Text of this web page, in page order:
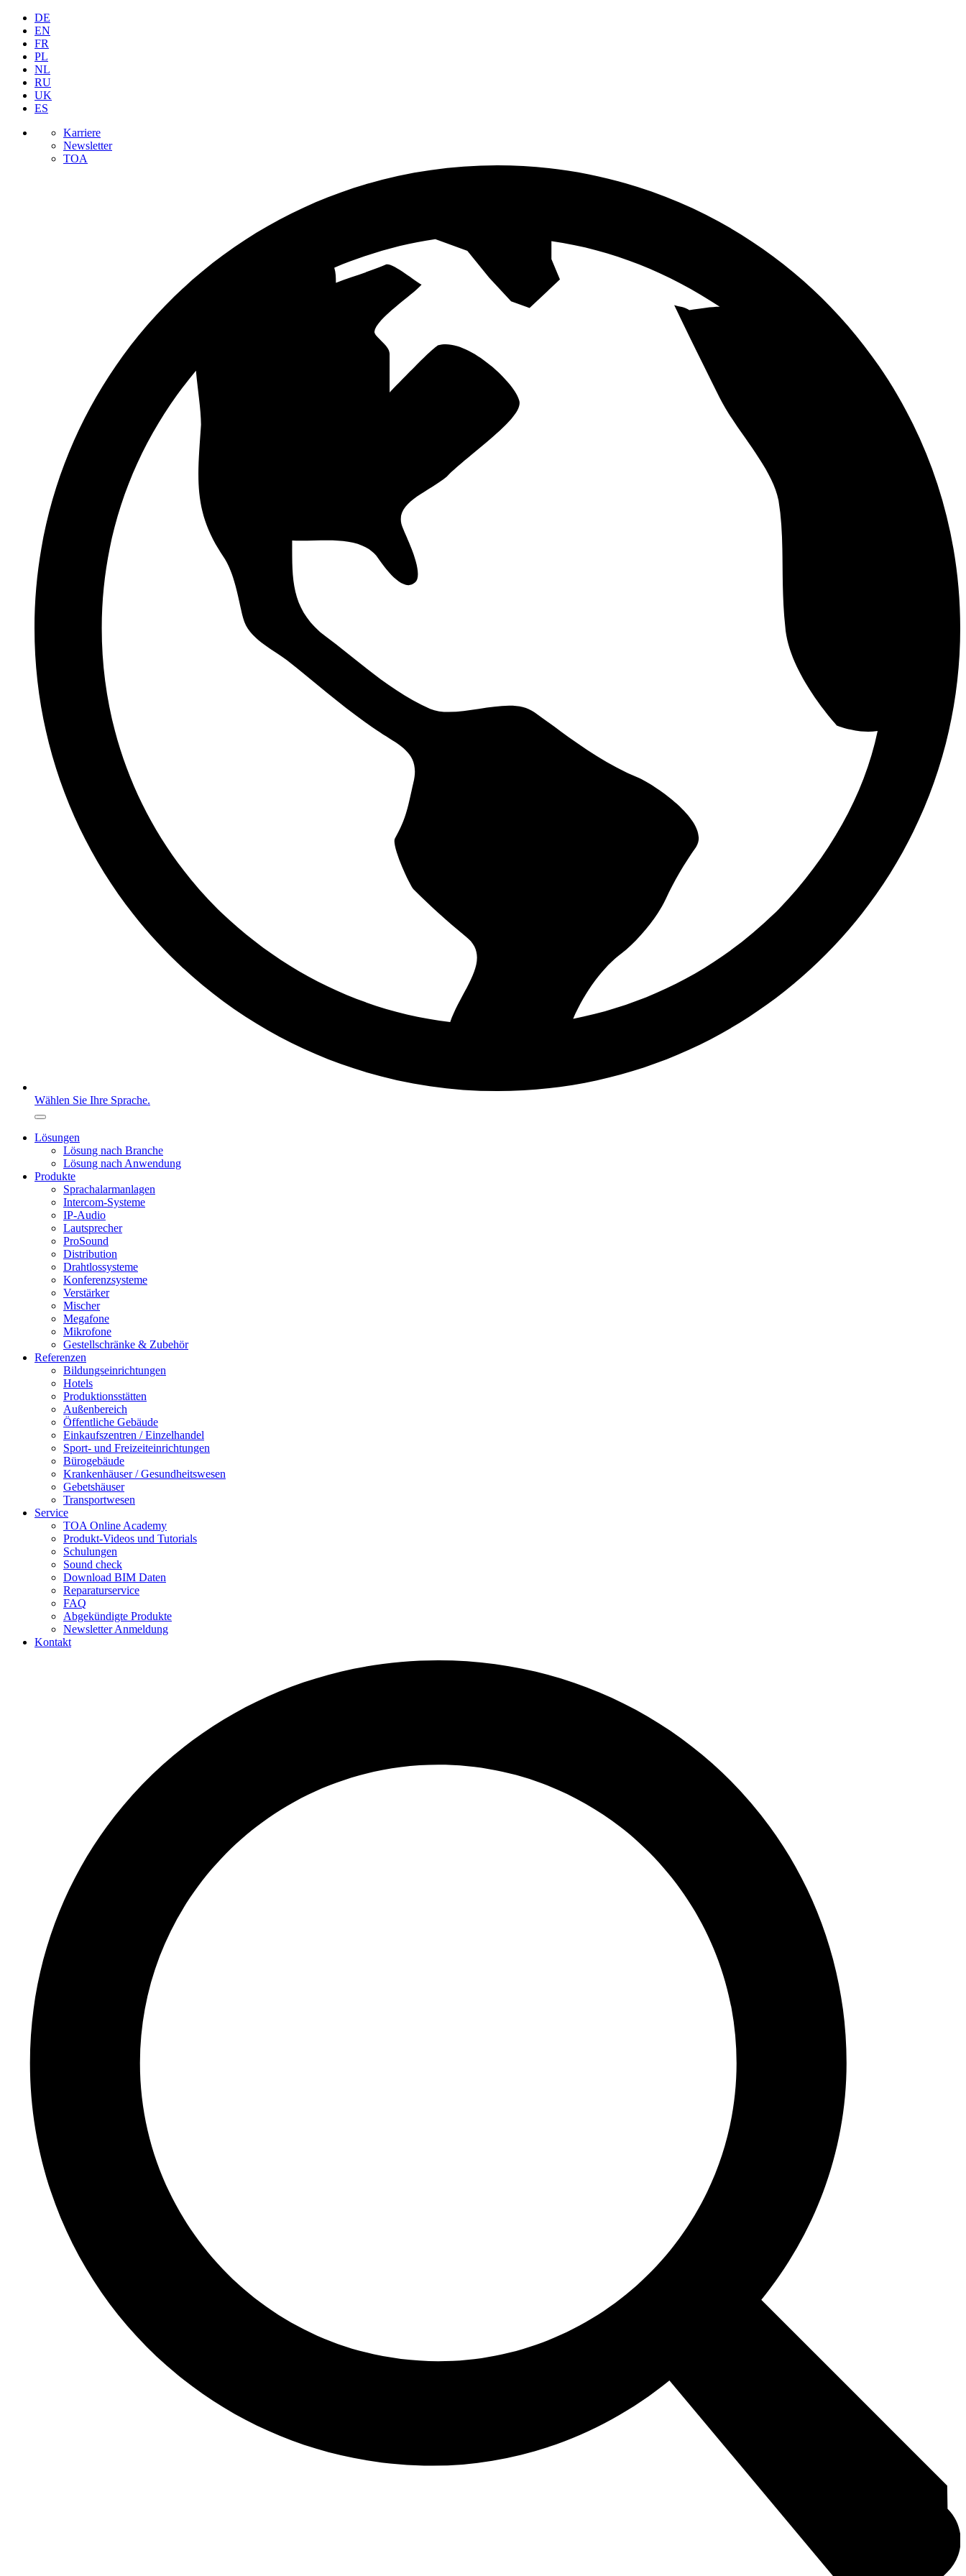
DE
EN
FR
PL
NL
RU
UK
ES
Karriere
Newsletter
TOA
Wählen Sie Ihre Sprache.
Lösungen
Lösung nach Branche
Lösung nach Anwendung
Produkte
Sprachalarmanlagen
Intercom-Systeme
IP-Audio
Lautsprecher
ProSound
Distribution
Drahtlossysteme
Konferenzsysteme
Verstärker
Mischer
Megafone
Mikrofone
Gestellschränke & Zubehör
Referenzen
Bildungseinrichtungen
Hotels
Produktionsstätten
Außenbereich
Öffentliche Gebäude
Einkaufszentren / Einzelhandel
Sport- und Freizeiteinrichtungen
Bürogebäude
Krankenhäuser / Gesundheitswesen
Gebetshäuser
Transportwesen
Service
TOA Online Academy
Produkt-Videos und Tutorials
Schulungen
Sound check
Download BIM Daten
Reparaturservice
FAQ
Abgekündigte Produkte
Newsletter Anmeldung
Kontakt